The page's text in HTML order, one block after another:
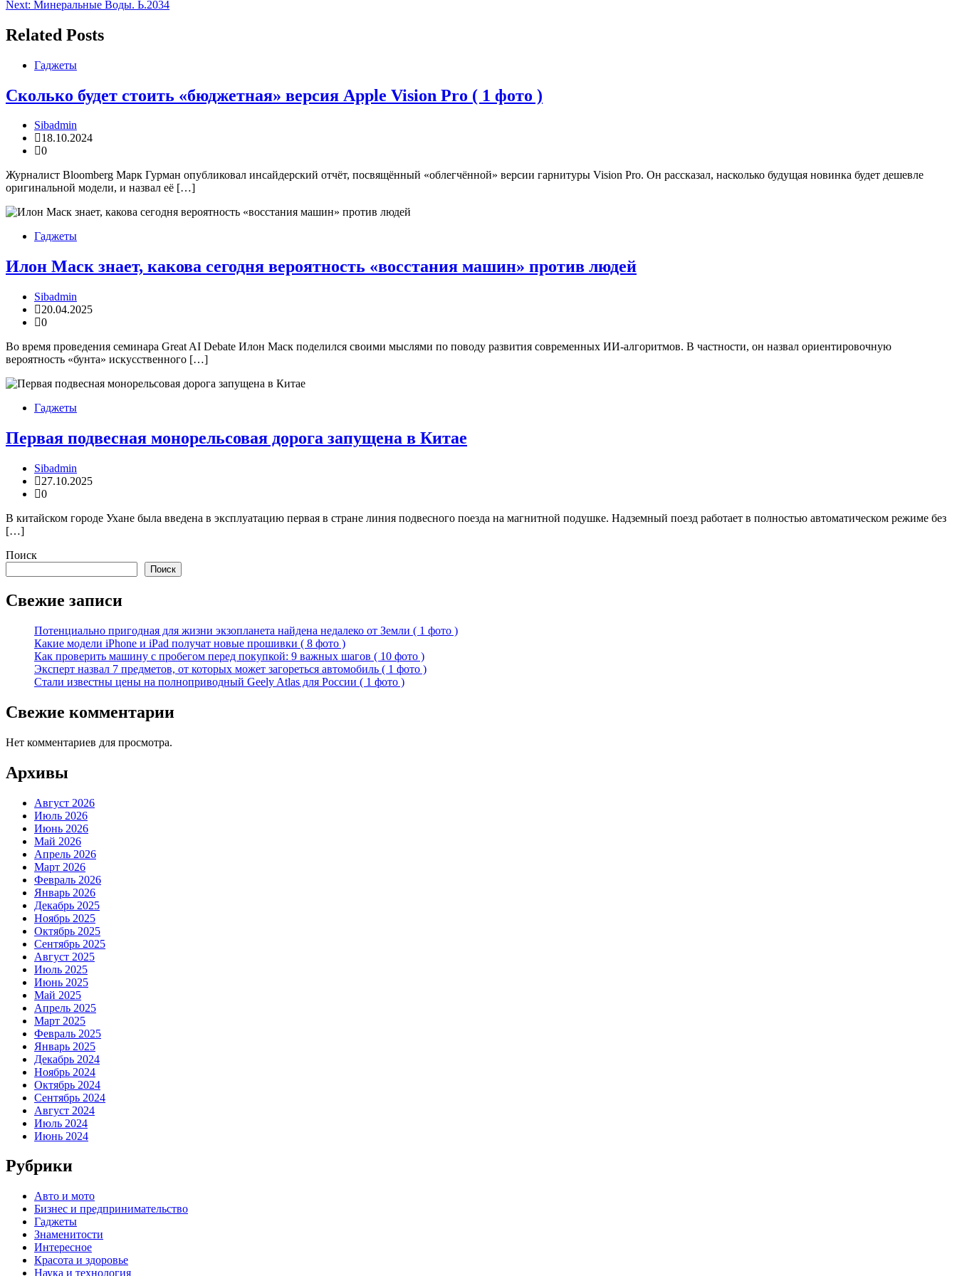
по
записям
Next: Минеральные Воды. Ь.2034
Related Posts
Гаджеты
Сколько будет стоить «бюджетная» версия Apple Vision Pro ( 1 фото )
Sibadmin
18.10.2024
0
Журналист Bloomberg Марк Гурман опубликовал инсайдерский отчёт, посвящённый «облегчённой» версии гарнитуры Vision Pro. Он рассказал, насколько будущая новинка будет дешевле
оригинальной модели, и назвал её […]
Гаджеты
Илон Маск знает, какова сегодня вероятность «восстания машин» против людей
Sibadmin
20.04.2025
0
Во время проведения семинара Great AI Debate Илон Маск поделился своими мыслями по поводу развития современных ИИ-алгоритмов. В частности, он назвал ориентировочную
вероятность «бунта» искусственного […]
Гаджеты
Первая подвесная монорельсовая дорога запущена в Китае
Sibadmin
27.10.2025
0
В китайском городе Ухане была введена в эксплуатацию первая в стране линия подвесного поезда на магнитной подушке. Надземный поезд работает в полностью автоматическом режиме без
[…]
Поиск
Поиск
Свежие записи
Потенциально пригодная для жизни экзопланета найдена недалеко от Земли ( 1 фото )
Какие модели iPhone и iPad получат новые прошивки ( 8 фото )
Как проверить машину с пробегом перед покупкой: 9 важных шагов ( 10 фото )
Эксперт назвал 7 предметов, от которых может загореться автомобиль ( 1 фото )
Стали известны цены на полноприводный Geely Atlas для России ( 1 фото )
Свежие комментарии
Нет комментариев для просмотра.
Архивы
Август 2026
Июль 2026
Июнь 2026
Май 2026
Апрель 2026
Март 2026
Февраль 2026
Январь 2026
Декабрь 2025
Ноябрь 2025
Октябрь 2025
Сентябрь 2025
Август 2025
Июль 2025
Июнь 2025
Май 2025
Апрель 2025
Март 2025
Февраль 2025
Январь 2025
Декабрь 2024
Ноябрь 2024
Октябрь 2024
Сентябрь 2024
Август 2024
Июль 2024
Июнь 2024
Рубрики
Авто и мото
Бизнес и предпринимательство
Гаджеты
Знаменитости
Интересное
Красота и здоровье
Наука и технология